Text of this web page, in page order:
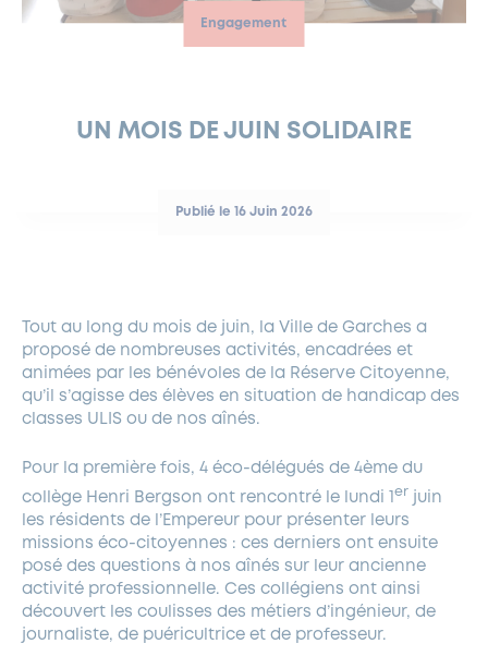
LOCATION DE SALLES
DÉVELOPPEMENT DURABLE
PARCS ET SQUARES DE LA VILLE
DEMANDE D’ABATTAGE
Engagement
UN MOIS DE JUIN SOLIDAIRE
Publié le 16 Juin 2026
Tout au long du mois de juin, la Ville de Garches a
proposé de nombreuses activités, encadrées et
animées par les bénévoles de la Réserve Citoyenne,
qu’il s’agisse des élèves en situation de handicap des
classes ULIS ou de nos aînés.
Pour la première fois, 4 éco-délégués de 4ème du
collège Henri Bergson ont rencontré le lundi 1
er juin
les résidents de l’Empereur pour présenter leurs
missions éco-citoyennes : ces derniers ont ensuite
posé des questions à nos aînés sur leur ancienne
activité professionnelle. Ces collégiens ont ainsi
découvert les coulisses des métiers d’ingénieur, de
journaliste, de puéricultrice et de professeur.